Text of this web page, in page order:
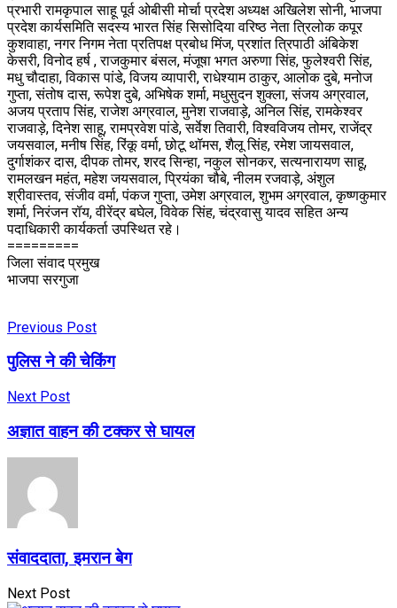
प्रभारी रामकृपाल साहू पूर्व ओबीसी मोर्चा प्रदेश अध्यक्ष अखिलेश सोनी, भाजपा
प्रदेश कार्यसमिति सदस्य भारत सिंह सिसोदिया वरिष्ठ नेता त्रिलोक कपूर
कुशवाहा, नगर निगम नेता प्रतिपक्ष प्रबोध मिंज, प्रशांत त्रिपाठी अंबिकेश
केसरी, विनोद हर्ष , राजकुमार बंसल, मंजूषा भगत अरुणा सिंह, फुलेश्वरी सिंह,
मधु चौदाहा, विकास पांडे, विजय व्यापारी, राधेश्याम ठाकुर, आलोक दुबे, मनोज
गुप्ता, संतोष दास, रूपेश दुबे, अभिषेक शर्मा, मधुसुदन शुक्ला, संजय अग्रवाल,
अजय प्रताप सिंह, राजेश अग्रवाल, मुनेश राजवाड़े, अनिल सिंह, रामकेश्वर
राजवाड़े, दिनेश साहू, रामप्रवेश पांडे, सर्वेश तिवारी, विश्वविजय तोमर, राजेंद्र
जयसवाल, मनीष सिंह, रिंकू वर्मा, छोटू थॉमस, शैलू सिंह, रमेश जायसवाल,
दुर्गाशंकर दास, दीपक तोमर, शरद सिन्हा, नकुल सोनकर, सत्यनारायण साहू,
रामलखन महंत, महेश जयसवाल, प्रियंका चौबे, नीलम रजवाड़े, अंशुल
श्रीवास्तव, संजीव वर्मा, पंकज गुप्ता, उमेश अग्रवाल, शुभम अग्रवाल, कृष्णकुमार
शर्मा, निरंजन रॉय, वीरेंद्र बघेल, विवेक सिंह, चंद्रवासु यादव सहित अन्य
पदाधिकारी कार्यकर्ता उपस्थित रहे।
=========
जिला संवाद प्रमुख
भाजपा सरगुजा
Previous Post
पुलिस ने की चेकिंग
Next Post
अज्ञात वाहन की टक्कर से घायल
संवाददाता, इमरान बेग
Next Post